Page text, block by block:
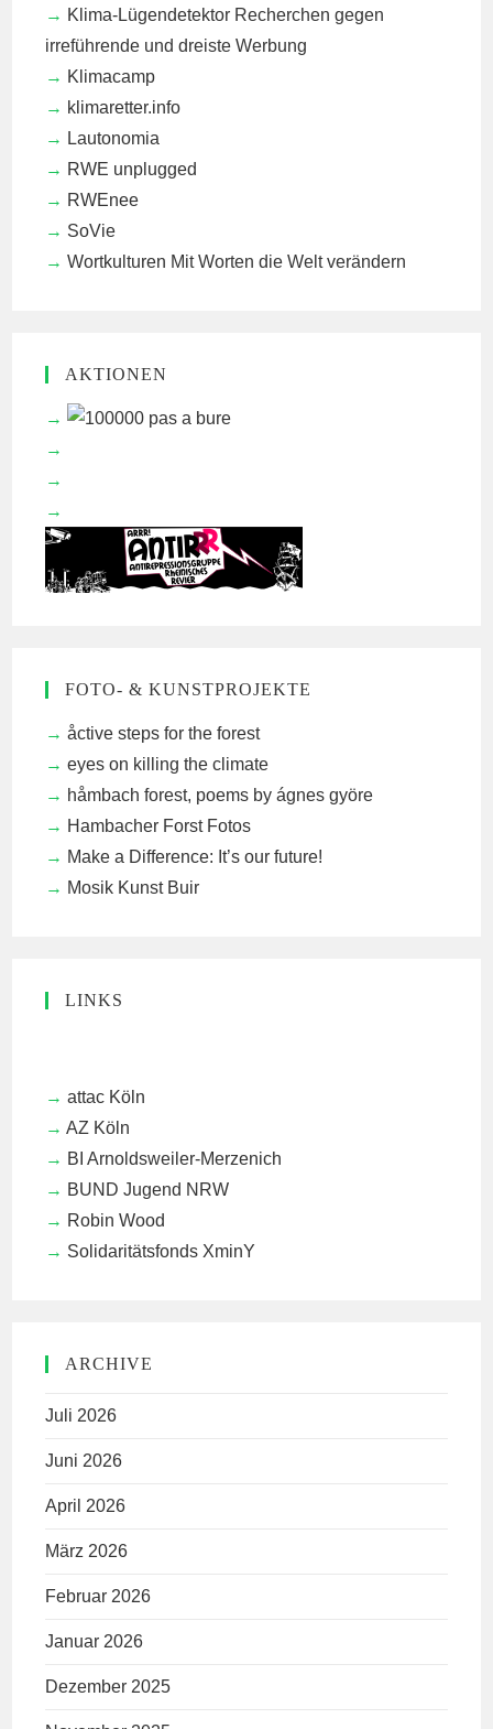
Klima-Lügendetektor Recherchen gegen
irreführende und dreiste Werbung
Klimacamp
klimaretter.info
Lautonomia
RWE unplugged
RWEnee
SoVie
Wortkulturen Mit Worten die Welt verändern
AKTIONEN
FOTO- & KUNSTPROJEKTE
åctive steps for the forest
eyes on killing the climate
håmbach forest, poems by ágnes györe
Hambacher Forst Fotos
Make a Difference: It’s our future!
Mosik Kunst Buir
LINKS
attac Köln
AZ Köln
BI Arnoldsweiler-Merzenich
BUND Jugend NRW
Robin Wood
Solidaritätsfonds XminY
ARCHIVE
Juli 2026
Juni 2026
April 2026
März 2026
Februar 2026
Januar 2026
Dezember 2025